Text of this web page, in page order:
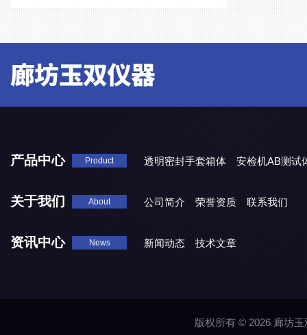
产品中心 Product 透明密封手套箱体 安检机AB测试
关于我们 About 公司简介 荣誉资质 联系我们
资讯中心 News 新闻动态 技术文章
版权所有 © 2026 廊坊